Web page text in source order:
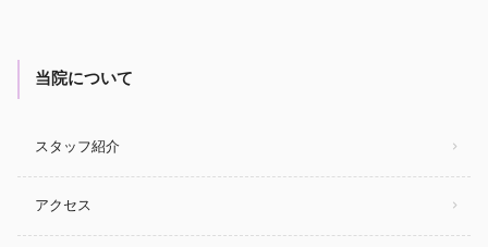
当院について
スタッフ紹介
アクセス